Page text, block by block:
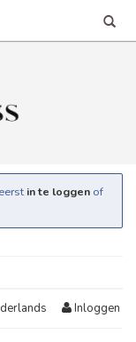
in te loggen of
Inloggen